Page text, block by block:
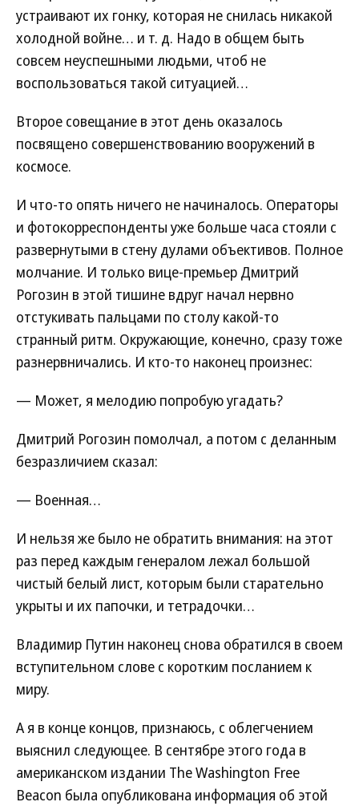
устраивают их гонку, которая не снилась никакой
холодной войне… и т. д. Надо в общем быть
совсем неуспешными людьми, чтоб не
воспользоваться такой ситуацией…
Второе совещание в этот день оказалось
посвящено совершенствованию вооружений в
космосе.
И что-то опять ничего не начиналось. Операторы
и фотокорреспонденты уже больше часа стояли с
развернутыми в стену дулами объективов. Полное
молчание. И только вице-премьер Дмитрий
Рогозин в этой тишине вдруг начал нервно
отстукивать пальцами по столу какой-то
странный ритм. Окружающие, конечно, сразу тоже
разнервничались. И кто-то наконец произнес:
— Может, я мелодию попробую угадать?
Дмитрий Рогозин помолчал, а потом с деланным
безразличием сказал:
— Военная…
И нельзя же было не обратить внимания: на этот
раз перед каждым генералом лежал большой
чистый белый лист, которым были старательно
укрыты и их папочки, и тетрадочки…
Владимир Путин наконец снова обратился в своем
вступительном слове с коротким посланием к
миру.
А я в конце концов, признаюсь, с облегчением
выяснил следующее. В сентябре этого года в
американском издании The Washington Free
Beacon была опубликована информация об этой